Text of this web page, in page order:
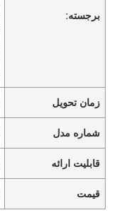
برجسته:
زمان تحویل
شماره مدل
قابلیت ارائه
قیمت